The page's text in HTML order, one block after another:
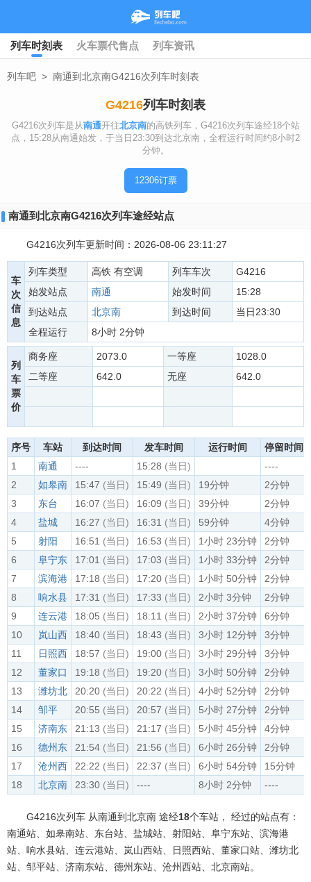
列车时刻表 火车票代售点 列车资讯
列车吧 > 南通到北京南G4216次列车时刻表
G4216列车时刻表
G4216次列车是从南通开往北京南的高铁列车，G4216次列车途经18个站
点，15:28从南通始发，于当日23:30到达北京南，全程运行时间约8小时2
分钟。
12306订票
南通到北京南G4216次列车途经站点
G4216次列车更新时间：2026-08-06 23:11:27
车
次
信
息
列车类型 高铁 有空调 列车车次
G4216
始发站点
南通 始发时间
15:28
到达站点
北京南 到达时间
当日23:30
全程运行
8小时 2分钟
列
车
票
价
商务座 2073.0 一等座
1028.0
二等座
642.0 无座 642.0
序号 车站 到达时间 发车时间 运行时间
停留时间
1
南通 ---- 15:28 (当日)
----
2
如皋南 15:47 (当日) 15:49 (当日) 19分钟
2分钟
3
东台 16:07 (当日) 16:09 (当日) 39分钟
2分钟
4
盐城 16:27 (当日) 16:31 (当日) 59分钟
4分钟
5
射阳 16:51 (当日) 16:53 (当日) 1小时 23分钟
2分钟
6
阜宁东 17:01 (当日) 17:03 (当日) 1小时 33分钟
2分钟
7
滨海港 17:18 (当日) 17:20 (当日) 1小时 50分钟
2分钟
8
响水县 17:31 (当日) 17:33 (当日) 2小时 3分钟
2分钟
9
连云港 18:05 (当日) 18:11 (当日) 2小时 37分钟
6分钟
10
岚山西 18:40 (当日) 18:43 (当日) 3小时 12分钟
3分钟
11
日照西 18:57 (当日) 19:00 (当日) 3小时 29分钟
3分钟
12
董家口 19:18 (当日) 19:20 (当日) 3小时 50分钟
2分钟
13
潍坊北 20:20 (当日) 20:22 (当日) 4小时 52分钟
2分钟
14
邹平 20:55 (当日) 20:57 (当日) 5小时 27分钟
2分钟
15
济南东 21:13 (当日) 21:17 (当日) 5小时 45分钟
4分钟
16
德州东 21:54 (当日) 21:56 (当日) 6小时 26分钟
2分钟
17
沧州西 22:22 (当日) 22:37 (当日) 6小时 54分钟
15分钟
18
北京南 23:30 (当日) ---- 8小时 2分钟 ----
G4216次列车 从南通到北京南 途经18个车站， 经过的站点有：
南通站、如皋南站、东台站、盐城站、射阳站、阜宁东站、滨海港
站、响水县站、连云港站、岚山西站、日照西站、董家口站、潍坊北
站、邹平站、济南东站、德州东站、沧州西站、北京南站。